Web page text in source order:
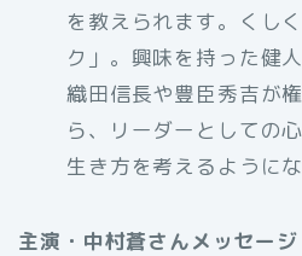
を教えられます。くし
ク」。興味を持った健
織田信長や豊臣秀吉が
ら、リーダーとしての
生き方を考えるように
主演・中村蒼さんメッセージ